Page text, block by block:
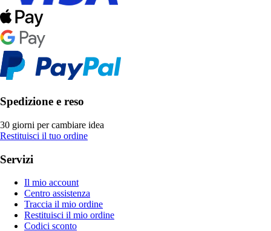
Spedizione e reso
30 giorni per cambiare idea
Restituisci il tuo ordine
Servizi
Il mio account
Centro assistenza
Traccia il mio ordine
Restituisci il mio ordine
Codici sconto